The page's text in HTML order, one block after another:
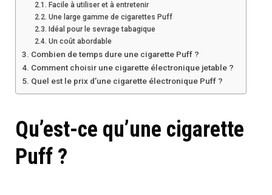
Facile à utiliser et à entretenir
Une large gamme de cigarettes Puff
Idéal pour le sevrage tabagique
Un coût abordable
Combien de temps dure une cigarette Puff ?
Comment choisir une cigarette électronique jetable ?
Quel est le prix d’une cigarette électronique Puff ?
Qu’est-ce qu’une cigarette
Puff ?